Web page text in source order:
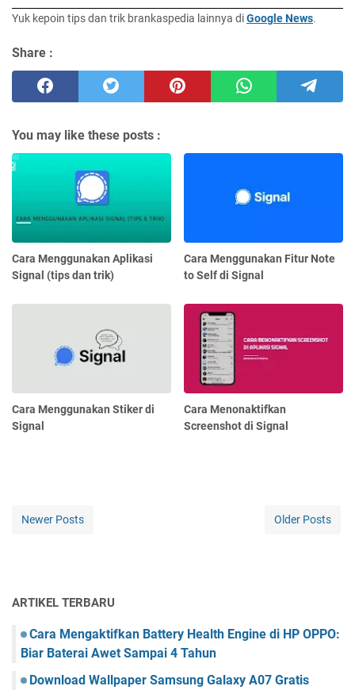
Yuk kepoin tips dan trik brankaspedia lainnya diGoogle News.
Share :
You may like these posts :
Cara Menggunakan Aplikasi
Signal (tips dan trik)
Cara Menggunakan Fitur Note
to Self di Signal
Cara Menggunakan Stiker di
Signal
Cara Menonaktifkan
Screenshot di Signal
Newer Posts Older Posts
ARTIKEL TERBARU
Cara Mengaktifkan Battery Health Engine di HP OPPO:
Biar Baterai Awet Sampai 4 Tahun
Download Wallpaper Samsung Galaxy A07 Gratis